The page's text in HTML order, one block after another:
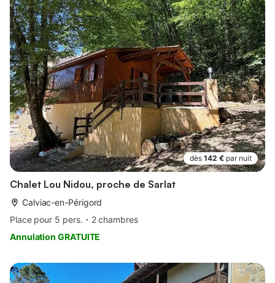
dès 142 € par nuit
Chalet Lou Nidou, proche de Sarlat
Calviac-en-Périgord
Place pour 5 pers.
2 chambres
Annulation GRATUITE